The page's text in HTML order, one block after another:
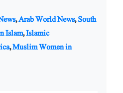
,Arab World News,South
Islam,Islamic
,Muslim Women in